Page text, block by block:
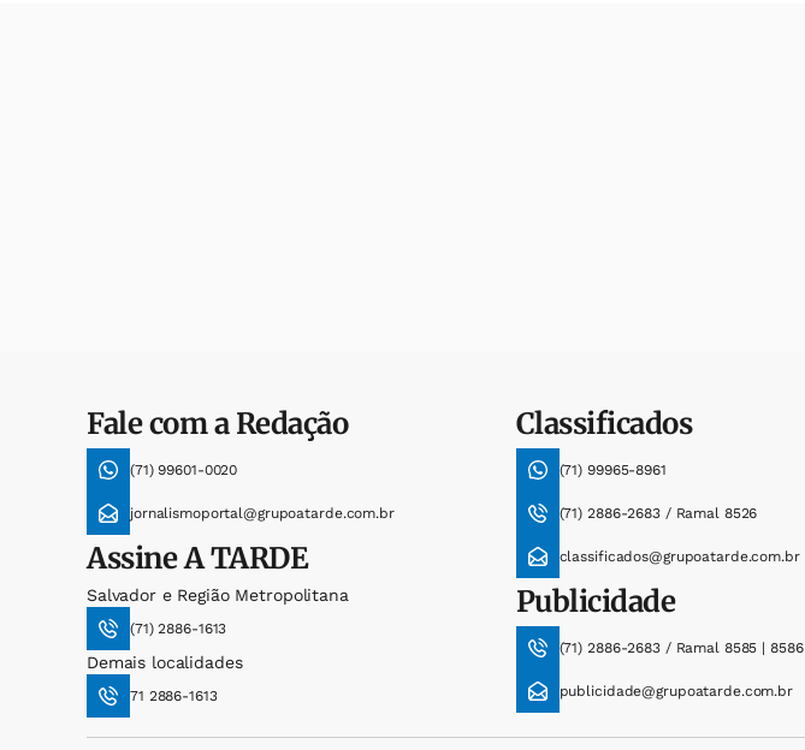
Fale com a Redação
(71) 99601-0020
jornalismoportal@grupoatarde.com.br
AssineA TARDE
Salvador e Região Metropolitana
(71) 2886-1613
Demais localidades
71 2886-1613
Classificados
(71) 99965-8961
(71) 2886-2683 / Ramal 8526
classificados@grupoatarde.com.br
Publicidade
(71) 2886-2683 / Ramal 8585 | 8586
publicidade@grupoatarde.com.br